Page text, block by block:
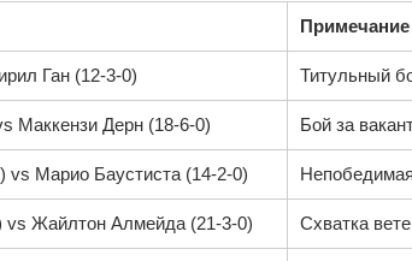
Примечание
Ган (12-3-0) Титульный
Маккензи Дерн (18-6-0) Бой за
vs Марио Баустиста (14-2-0) Непобедимая
vs Жайлтон Алмейда (21-3-0) Схватка